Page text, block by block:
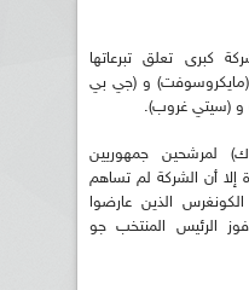
كبرى تعلق تبرعاتها
(مايكروسوفت) و (جي بي
(سيتي غروب).
لمرشحين جمهوريين
إلا أن الشركة لم تساهم
الكونغرس الذين عارضوا
الرئيس المنتخب جو